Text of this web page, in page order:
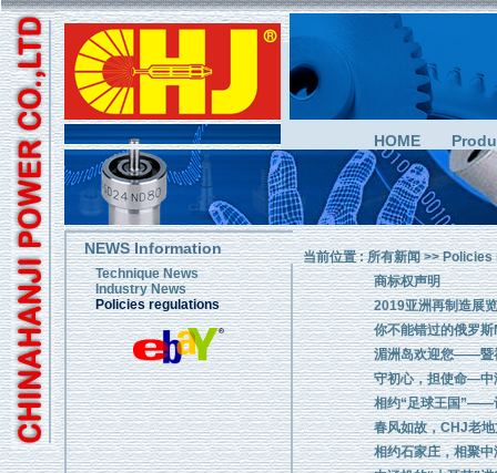
HOME
NEWS Information
Technique News
Industry News
Policies regulations
当前位置 :所有新闻>>Policies
商标权声明
2019亚洲再制造展
你不能错过的俄罗
湄洲岛欢迎您——暨
守初心，担使命—中
相约“足球王国”——
春风如故，CHJ老
相约石家庄，相聚中